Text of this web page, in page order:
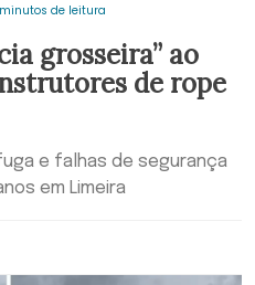
de leitura
grosseira” ao
de rope
e falhas de segurança
em Limeira